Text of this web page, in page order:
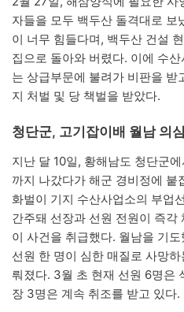
자들을 모두 백두산 돌격대로 보
이 너무 힘들다며, 백두산 건설
집으로 돌아와 버렸다. 이에 수
는 상급부문에 불려가 비판을 받
지 처벌 및 당 책벌을 받았다.
청단군, 고기잡이배 월남 의
지난 달 10일, 황해남도 청단군
까지 나갔다가 해군 경비정에 붙
화벌이 기지 수산사업소의 부업
간주돼 선장과 선원 전원이 즉각
이 사건을 취급했다. 월남을 기
선원 한 명이 심한 매질로 사망
뤄졌다. 3월 초 현재 선원 6명은
장 3명은 계속 취조를 받고 있다.